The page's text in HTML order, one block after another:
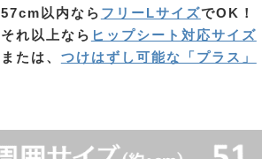
57cm以内なら フリーLサイズでOK！
それ以上なら ヒップシート対応サイズ
または、 つけはずし可能な「プラス」